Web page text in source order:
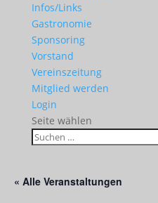
Infos/Links
Gastronomie
Sponsoring
Vorstand
Vereinszeitung
Mitglied werden
Login
Seite wählen
« Alle Veranstaltungen